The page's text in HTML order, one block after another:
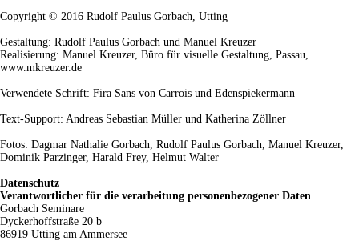
Copyright © 2016 Rudolf Paulus Gorbach, Utting
Gestaltung: Rudolf Paulus Gorbach und Manuel Kreuzer
Realisierung: Manuel Kreuzer, Büro für visuelle Gestaltung, Passau,
www.mkreuzer.de
Verwendete Schrift: Fira Sans von Carrois und Edenspiekermann
Text-Support: Andreas Sebastian Müller und Katherina Zöllner
Fotos: Dagmar Nathalie Gorbach, Rudolf Paulus Gorbach, Manuel Kreuzer,
Dominik Parzinger, Harald Frey, Helmut Walter
Datenschutz
Verantwortlicher für die verarbeitung personenbezogener Daten
Gorbach Seminare
Dyckerhoffstraße 20 b
86919 Utting am Ammersee